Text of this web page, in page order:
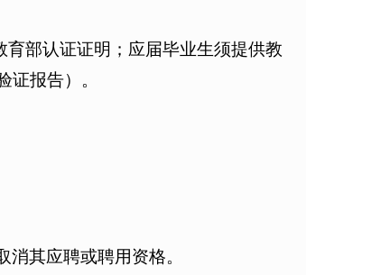
部认证证明；应届毕业生须提供教
报告）。
其应聘或聘用资格。